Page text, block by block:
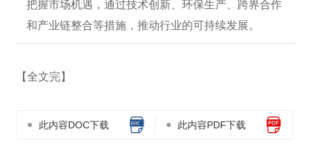
把握市场机遇，通过技术创新、环保生产、跨界合作
和产业链整合等措施，推动行业的可持续发展。
【全文完】
此内容DOC下载 此内容PDF下载